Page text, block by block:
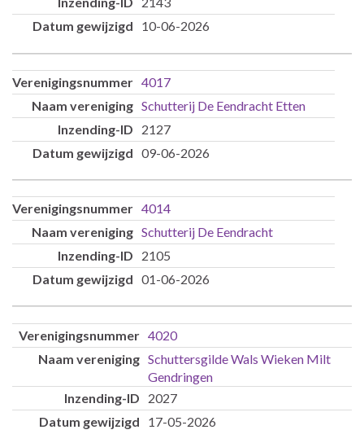
10-06-2026
4017
Schutterij De Eendracht Etten
2127
09-06-2026
4014
Schutterij De Eendracht
2105
01-06-2026
4020
Schuttersgilde Wals Wieken Milt
Gendringen
2027
17-05-2026